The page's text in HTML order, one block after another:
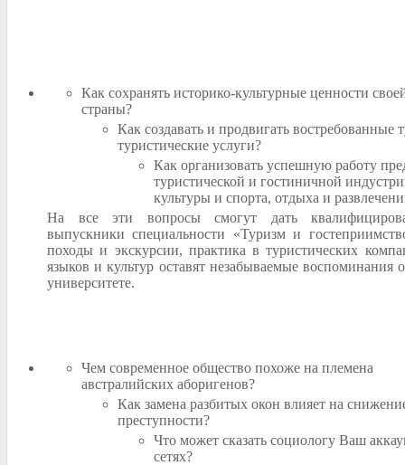
Как сохранять историко-культурные ценности
страны?
Как создавать и продвигать востребованные
туристические услуги?
Как организовать успешную работу
туристической и гостиничной
культуры и спорта, отдыха и
На все эти вопросы смогут дать
выпускники специальности «Туризм и
походы и экскурсии, практика в туристических
языков и культур оставят незабываемые воспоминания
университете.
Чем современное общество похоже на племена
австралийских аборигенов?
Как замена разбитых окон влияет на
преступности?
Что может сказать социологу Ваш
сетях?